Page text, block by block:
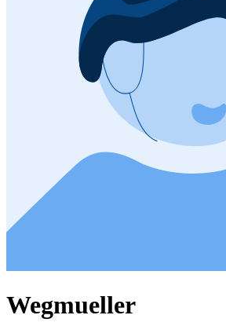
Wegmueller